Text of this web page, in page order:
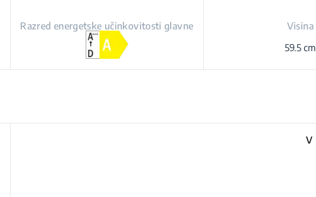
Razred energetske učinkovitosti glavne
šupljine
Visina
59.5 cm
V